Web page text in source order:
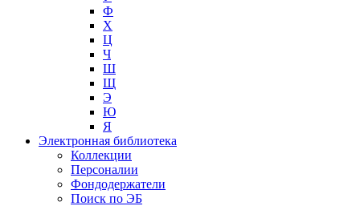
Ф
Х
Ц
Ч
Ш
Щ
Э
Ю
Я
Электронная библиотека
Коллекции
Персоналии
Фондодержатели
Поиск по ЭБ